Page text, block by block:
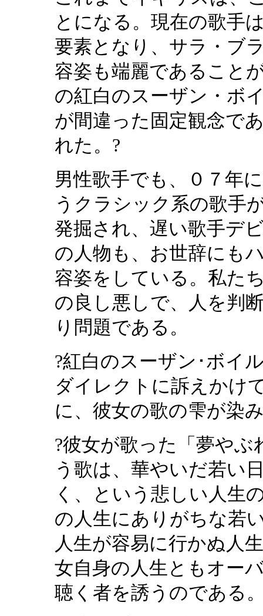
とになる。現在の歌手
要素となり、サラ・ブ
容姿も端麗であること
の紅白のスーザン・ボ
が間違った固定観念で
れた。?
男性歌手でも、０７年
うクラシック系の歌手
発掘され、遅い歌手デ
の人物も、お世辞にも
容姿をしている。私た
の良し悪しで、人を判
り問題である。
?紅白のスーザン･ボイ
ダイレクトに訴えかけ
に、彼女の歌の雫が染
?彼女が歌った「夢やぶ
う歌は、華やいだ若い
く、という悲しい人生
の人生にありがちな若
人生が容易に行かぬ人
女自身の人生ともオー
聴く者を誘うのである